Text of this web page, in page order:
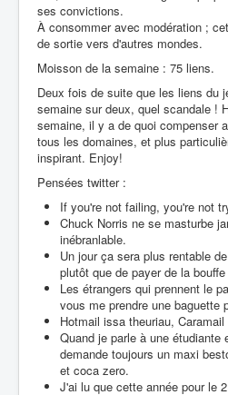
ses convictions.
À consommer avec modération ;
de sortie vers d'autres mondes.
Moisson de la semaine : 75 liens.
Deux fois de suite que les liens du
semaine sur deux, quel scandale !
semaine, il y a de quoi compenser
tous les domaines, et plus
inspirant. Enjoy!
Pensées twitter :
If you're not failing, you're not
Chuck Norris ne se masturbe
inébranlable.
Un jour ça sera plus rentable
plutôt que de payer de la
Les étrangers qui prennent le
vous me prendre une baguette
Hotmail issa theuriau,
Quand je parle à une étudiante
demande toujours un maxi
et coca zero.
J'ai lu que cette année pour le